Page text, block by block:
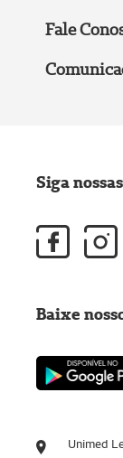
Fale
Unimed
Siga
Baixe